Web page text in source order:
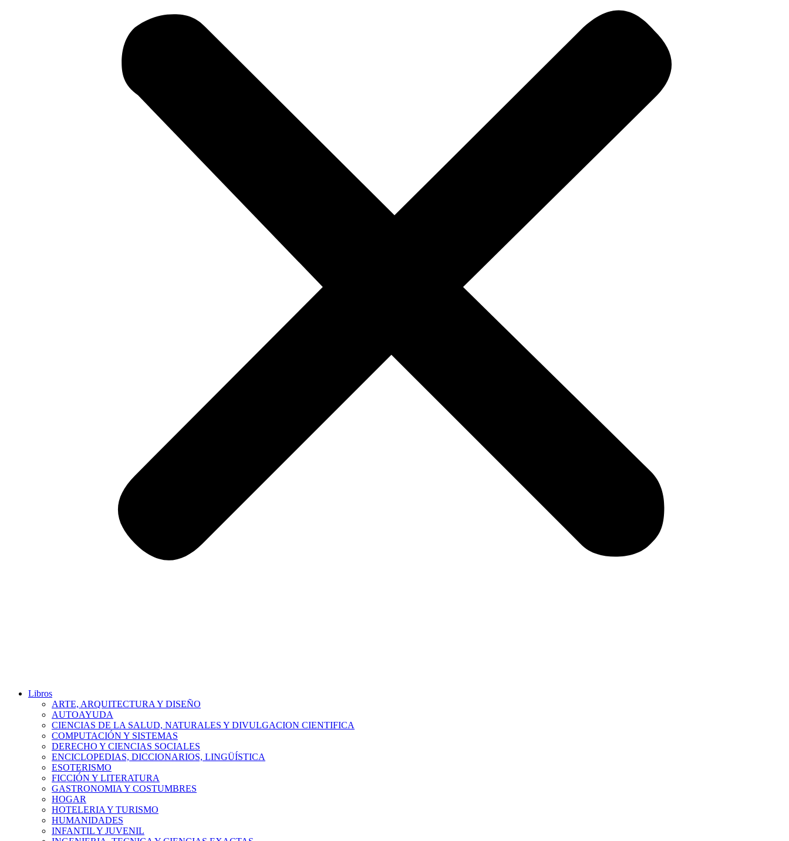
Libros
ARTE, ARQUITECTURA Y DISEÑO
AUTOAYUDA
CIENCIAS DE LA SALUD, NATURALES Y DIVULGACION CIENTIFICA
COMPUTACIÓN Y SISTEMAS
DERECHO Y CIENCIAS SOCIALES
ENCICLOPEDIAS, DICCIONARIOS, LINGÜÍSTICA
ESOTERISMO
FICCIÓN Y LITERATURA
GASTRONOMIA Y COSTUMBRES
HOGAR
HOTELERIA Y TURISMO
HUMANIDADES
INFANTIL Y JUVENIL